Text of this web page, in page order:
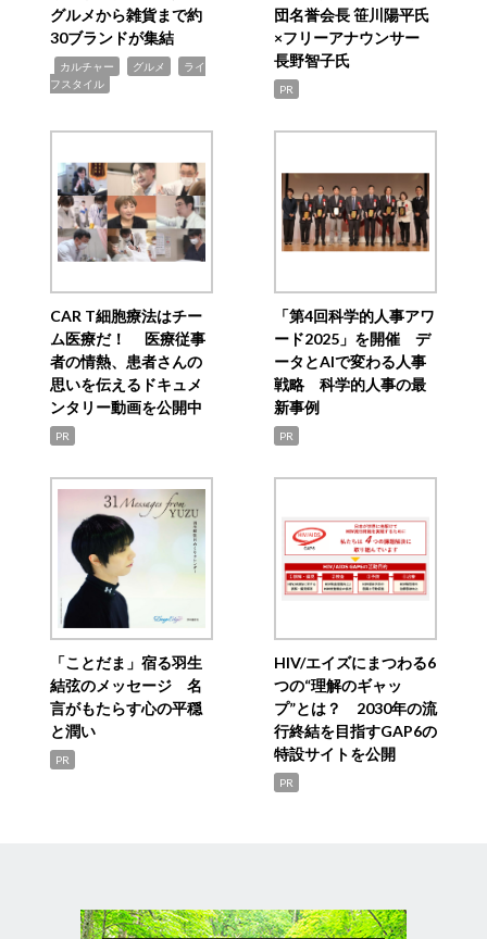
グルメから雑貨まで約
30ブランドが集結
カルチャー グルメ
ライ
フスタイル
団名誉会長 笹川陽平氏
×フリーアナウンサー
長野智子氏
PR
CAR T細胞療法はチー
ム医療だ！ 医療従事
者の情熱、患者さんの
思いを伝えるドキュメ
ンタリー動画を公開中
PR
「第4回科学的人事アワ
ード2025」を開催 デ
ータとAIで変わる人事
戦略 科学的人事の最
新事例
PR
「ことだま」宿る羽生
結弦のメッセージ 名
言がもたらす心の平穏
と潤い
PR
HIV/エイズにまつわる6
つの“理解のギャッ
プ”とは？ 2030年の流
行終結を目指すGAP6の
特設サイトを公開
PR